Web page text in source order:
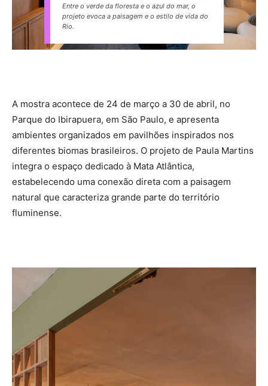
Entre o verde da floresta e o azul do mar, o
projeto evoca a paisagem e o estilo de vida do
Rio.
A mostra acontece de 24 de março a 30 de abril, no
Parque do Ibirapuera, em São Paulo, e apresenta
ambientes organizados em pavilhões inspirados nos
diferentes biomas brasileiros. O projeto de Paula Martins
integra o espaço dedicado à Mata Atlântica,
estabelecendo uma conexão direta com a paisagem
natural que caracteriza grande parte do território
fluminense.